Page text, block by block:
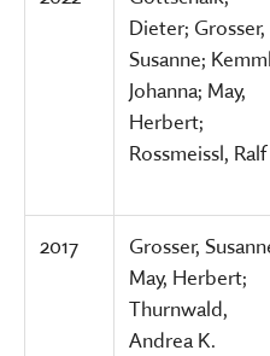
Dieter; Grosser,
Susanne;
Johanna; May,
Herbert;
Rossmeissl, Ralf
2017
Grosser,
May, Herbert;
Thurnwald,
Andrea K.